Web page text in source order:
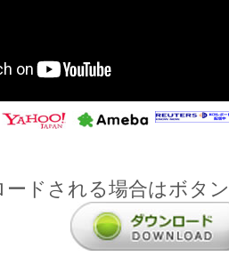
ードされる場合はボタ